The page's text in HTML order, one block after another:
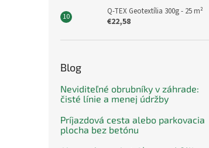
Q-TEX Geotextília 300g - 25 m²
€22,58
Blog
Neviditeľné obrubníky v záhrade:
čisté línie a menej údržby
Príjazdová cesta alebo parkovacia
plocha bez betónu